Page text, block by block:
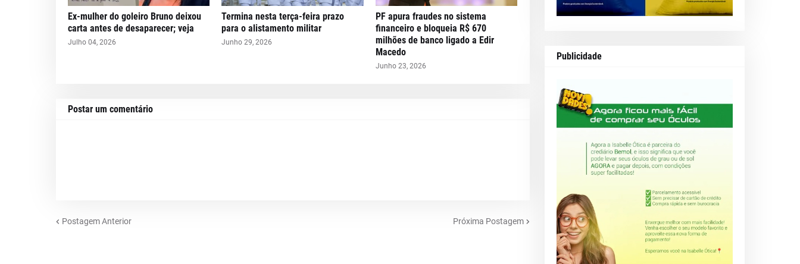
Ex-mulher do goleiro Bruno deixou
carta antes de desaparecer; veja
Julho 04, 2026
Termina nesta terça-feira prazo
para o alistamento militar
Junho 29, 2026
PF apura fraudes no sistema
financeiro e bloqueia R$ 670
milhões de banco ligado a Edir
Macedo
Junho 23, 2026
Postar um comentário
Postagem Anterior Próxima Postagem
Publicidade